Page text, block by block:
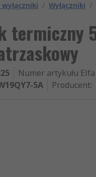
/ Wyłączniki /
termiczny
Numer artykułu
5A
Producent: